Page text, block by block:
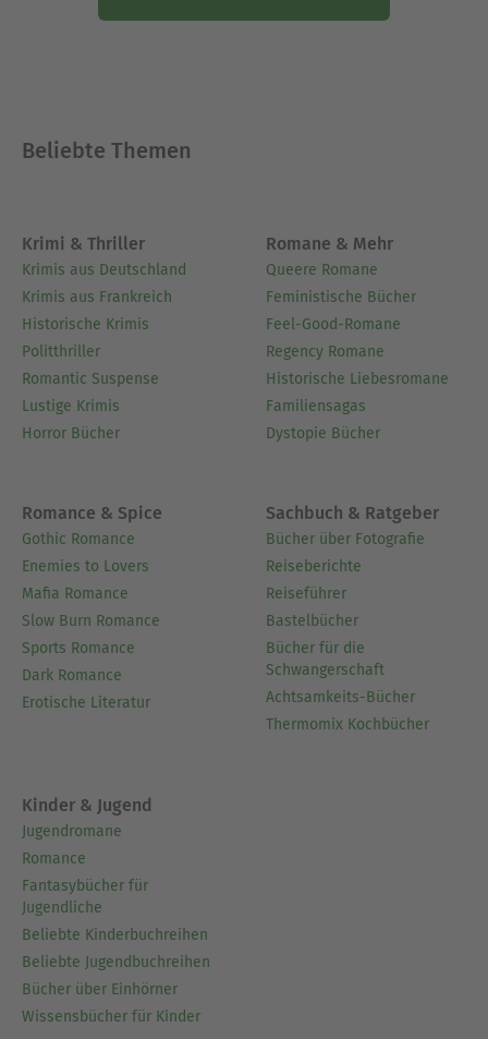
Beliebte Themen
Krimi & Thriller
Krimis aus Deutschland
Krimis aus Frankreich
Historische Krimis
Politthriller
Romantic Suspense
Lustige Krimis
Horror Bücher
Romane & Mehr
Queere Romane
Feministische Bücher
Feel-Good-Romane
Regency Romane
Historische Liebesromane
Familiensagas
Dystopie Bücher
Romance & Spice
Gothic Romance
Enemies to Lovers
Mafia Romance
Slow Burn Romance
Sports Romance
Dark Romance
Erotische Literatur
Sachbuch & Ratgeber
Bücher über Fotografie
Reiseberichte
Reiseführer
Bastelbücher
Bücher für die
Schwangerschaft
Achtsamkeits-Bücher
Thermomix Kochbücher
Kinder & Jugend
Jugendromane
Romance
Fantasybücher für
Jugendliche
Beliebte Kinderbuchreihen
Beliebte Jugendbuchreihen
Bücher über Einhörner
Wissensbücher für Kinder